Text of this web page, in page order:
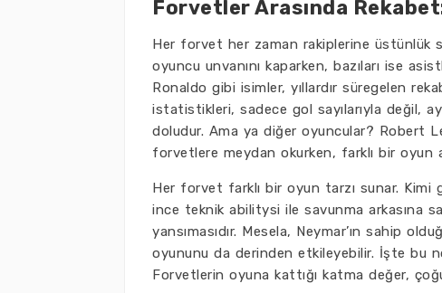
Forvetler Arasında
Her forvet her zaman rakiplerine üstünlük
oyuncu unvanını kaparken, bazıları ise
Ronaldo gibi isimler, yıllardır süregelen
istatistikleri, sadece gol sayılarıyla değil,
doludur. Ama ya diğer oyuncular? Robert
forvetlere meydan okurken, farklı bir oyun
Her forvet farklı bir oyun tarzı sunar. Kimi
ince teknik abilitysi ile savunma arkasına
yansımasıdır. Mesela, Neymar’ın sahip
oyununu da derinden etkileyebilir. İşte bu
Forvetlerin oyuna kattığı katma değer,